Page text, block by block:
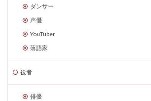
ダンサー
声優
YouTuber
落語家
役者
俳優